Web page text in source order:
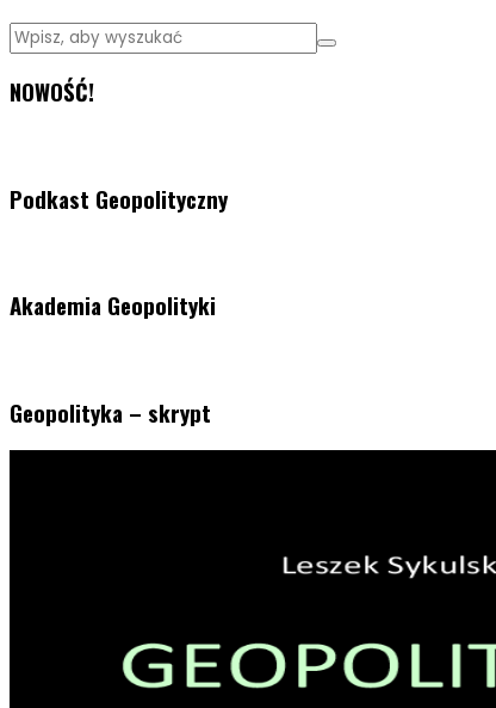
NOWOŚĆ!
Podkast Geopolityczny
Akademia Geopolityki
Geopolityka – skrypt